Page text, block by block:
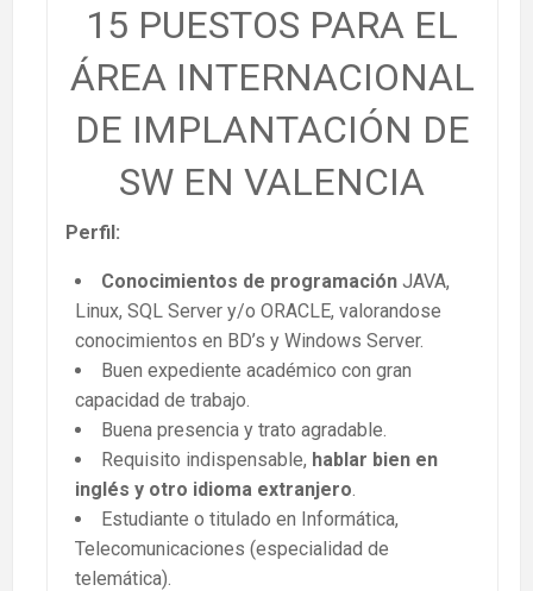
15 PUESTOS PARA EL
ÁREA INTERNACIONAL
DE IMPLANTACIÓN DE
SW EN VALENCIA
Perfil:
Conocimientos de programación JAVA,
Linux, SQL Server y/o ORACLE, valorandose
conocimientos en BD’s y Windows Server.
Buen expediente académico con gran
capacidad de trabajo.
Buena presencia y trato agradable.
Requisito indispensable, hablar bien en
inglés y otro idioma extranjero
Estudiante o titulado en Informática,
Telecomunicaciones (especialidad de
telemática).